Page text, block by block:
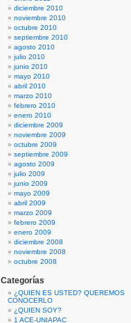
diciembre 2010
noviembre 2010
octubre 2010
septiembre 2010
agosto 2010
julio 2010
junio 2010
mayo 2010
abril 2010
marzo 2010
febrero 2010
enero 2010
diciembre 2009
noviembre 2009
octubre 2009
septiembre 2009
agosto 2009
julio 2009
junio 2009
mayo 2009
abril 2009
marzo 2009
febrero 2009
enero 2009
diciembre 2008
noviembre 2008
octubre 2008
Categorías
¿QUIEN ES USTED? QUEREMOS
CONOCERLO
¿QUIEN SOY?
1 ACE-UNIAPAC